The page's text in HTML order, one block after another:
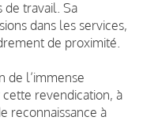
de travail. Sa
dans les services,
de proximité.
de l’immense
revendication, à
reconnaissance à